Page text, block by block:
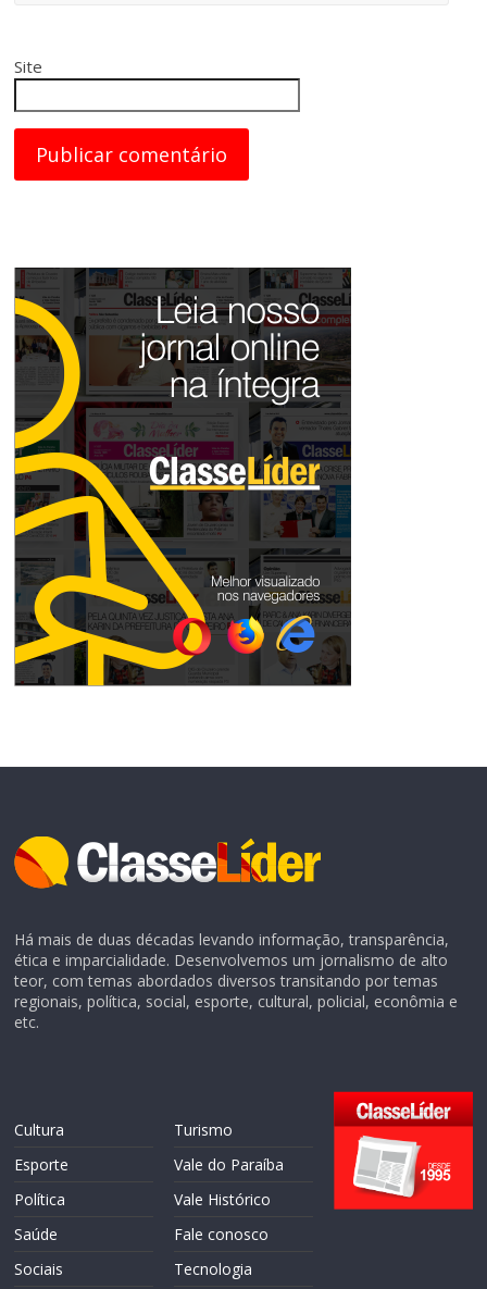
Site
Há mais de duas décadas levando informação, transparência,
ética e imparcialidade. Desenvolvemos um jornalismo de alto
teor, com temas abordados diversos transitando por temas
regionais, política, social, esporte, cultural, policial, econômia e
etc.
Cultura
Esporte
Política
Saúde
Sociais
Turismo
Vale do Paraíba
Vale Histórico
Fale conosco
Tecnologia